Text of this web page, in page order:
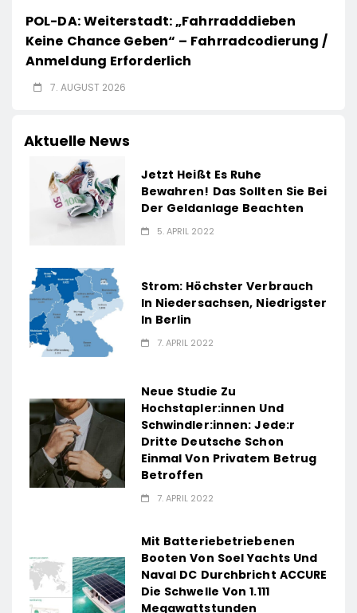
POL-DA: Weiterstadt: „Fahrradddieben
Keine Chance Geben“ – Fahrradcodierung /
Anmeldung Erforderlich
7. AUGUST 2026
Aktuelle News
Jetzt Heißt Es Ruhe
Bewahren! Das Sollten Sie Bei
Der Geldanlage Beachten
5. APRIL 2022
Strom: Höchster Verbrauch
In Niedersachsen, Niedrigster
In Berlin
7. APRIL 2022
Neue Studie Zu
Hochstapler:innen Und
Schwindler:innen: Jede:r
Dritte Deutsche Schon
Einmal Von Privatem Betrug
Betroffen
7. APRIL 2022
Mit Batteriebetriebenen
Booten Von Soel Yachts Und
Naval DC Durchbricht ACCURE
Die Schwelle Von 1.111
Megawattstunden